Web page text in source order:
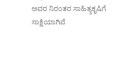
ಅವರ ನಿರಂತರ ಸಾಹಿತ್ಯಕೃಷಿಗೆ
ಸಾಕ್ಷಿಯಾಗಿವೆ